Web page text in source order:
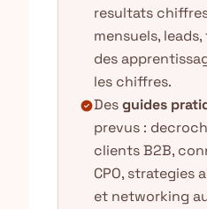
resultats
mensuels,
des
les chiffres.
check_circleDesguides
prevus :
clients B2B,
CPO, strategies
et networking